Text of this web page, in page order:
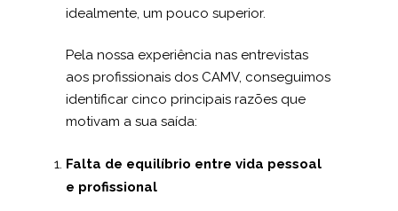
idealmente, um pouco superior.
Pela nossa experiência nas entrevistas
aos profissionais dos CAMV, conseguimos
identificar cinco principais razões que
motivam a sua saída:
Falta de equilíbrio entre vida pessoal
e profissional